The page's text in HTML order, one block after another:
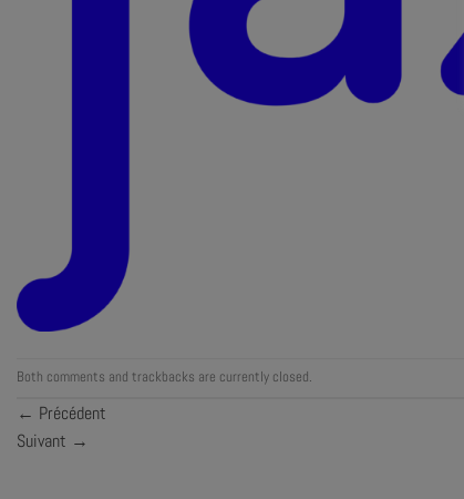
Both comments and trackbacks are currently closed.
← Précédent
Suivant →